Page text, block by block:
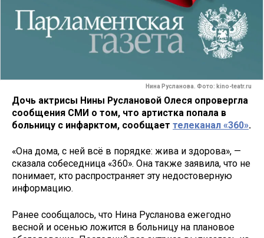
Нина Русланова. Фото: kino-teatr.ru
Дочь актрисы Нины Руслановой Олеся опровергла
сообщения СМИ о том, что артистка попала в
больницу с инфарктом, сообщает телеканал «360».
«Она дома, с ней всё в порядке: жива и здорова», —
сказала собеседница «360». Она также заявила, что не
понимает, кто распространяет эту недостоверную
информацию.
Ранее сообщалось, что Нина Русланова ежегодно
весной и осенью ложится в больницу на плановое